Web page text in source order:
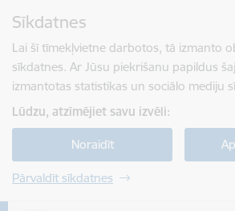
Sīkdatnes
Lai šī tīmekļvietne darbotos, tā izmanto
sīkdatnes. Ar Jūsu piekrišanu papildus
izmantotas statistikas un sociālo mediju
Lūdzu, atzīmējiet savu izvēli:
Noraidīt
Pārvaldīt sīkdatnes